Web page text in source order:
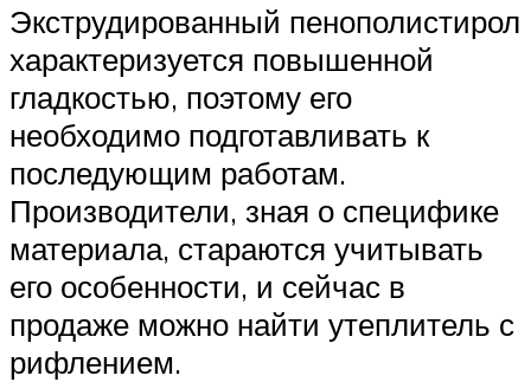
Экструдированный пенополистирол
характеризуется повышенной
гладкостью, поэтому его
необходимо подготавливать к
последующим работам.
Производители, зная о специфике
материала, стараются учитывать
его особенности, и сейчас в
продаже можно найти утеплитель с
рифлением.